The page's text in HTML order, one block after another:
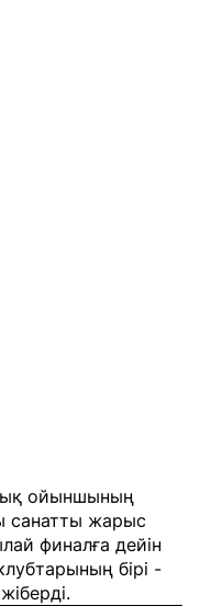
ойыншының
санатты жарыс
финалға дейін
бірі -